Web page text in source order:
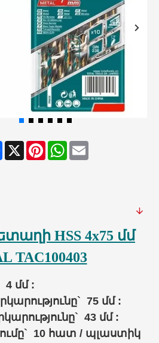
Facebook
X PinterestWhatsApp
Email
HSS 4x75 մմ
TAC100403
մմ :
75 մմ :
43 մմ :
10 հատ / պլաստիկ